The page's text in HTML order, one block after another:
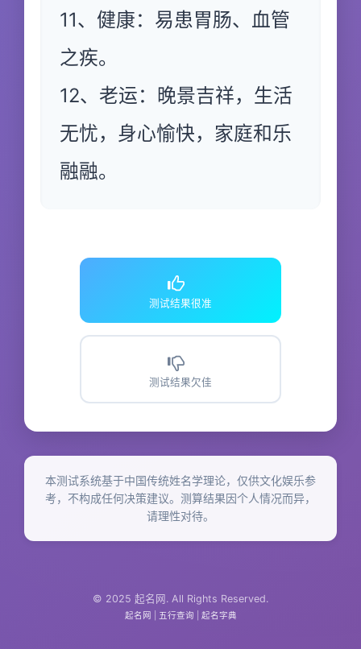
11、健康：易患胃肠、血管
之疾。
12、老运：晚景吉祥，生活
无忧，身心愉快，家庭和乐
融融。
测试结果很准
测试结果欠佳
本测试系统基于中国传统姓名学理论，仅供文化娱乐参
考，不构成任何决策建议。测算结果因个人情况而异，
请理性对待。
© 2025 起名网. All Rights Reserved.
起名网 五行查询 起名字典